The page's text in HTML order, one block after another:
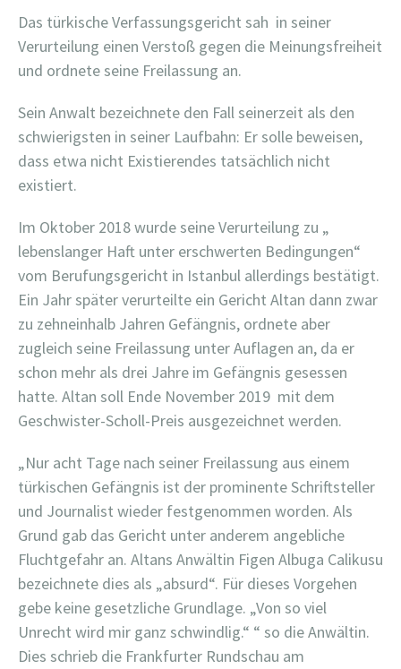
Das türkische Verfassungsgericht sah in seiner
Verurteilung einen Verstoß gegen die Meinungsfreiheit
und ordnete seine Freilassung an.
Sein Anwalt bezeichnete den Fall seinerzeit als den
schwierigsten in seiner Laufbahn: Er solle beweisen,
dass etwa nicht Existierendes tatsächlich nicht
existiert.
Im Oktober 2018 wurde seine Verurteilung zu „
lebenslanger Haft unter erschwerten Bedingungen“
vom Berufungsgericht in Istanbul allerdings bestätigt.
Ein Jahr später verurteilte ein Gericht Altan dann zwar
zu zehneinhalb Jahren Gefängnis, ordnete aber
zugleich seine Freilassung unter Auflagen an, da er
schon mehr als drei Jahre im Gefängnis gesessen
hatte. Altan soll Ende November 2019 mit dem
Geschwister-Scholl-Preis ausgezeichnet werden.
„Nur acht Tage nach seiner Freilassung aus einem
türkischen Gefängnis ist der prominente Schriftsteller
und Journalist wieder festgenommen worden. Als
Grund gab das Gericht unter anderem angebliche
Fluchtgefahr an. Altans Anwältin Figen Albuga Calikusu
bezeichnete dies als „absurd“. Für dieses Vorgehen
gebe keine gesetzliche Grundlage. „Von so viel
Unrecht wird mir ganz schwindlig.“ “ so die Anwältin.
Dies schrieb die Frankfurter Rundschau am